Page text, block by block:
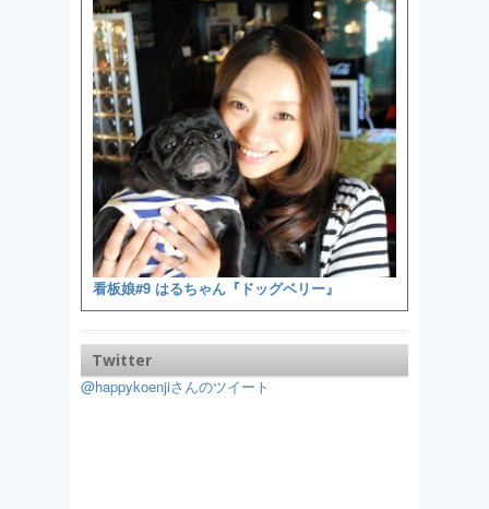
看板娘#9 はるちゃん『ドッグベリー』
Twitter
@happykoenjiさんのツイート